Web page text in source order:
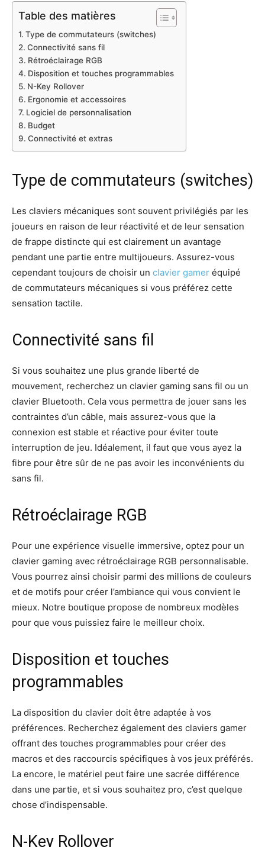
Table des matières
Type de commutateurs (switches)
Connectivité sans fil
Rétroéclairage RGB
Disposition et touches programmables
N-Key Rollover
Ergonomie et accessoires
Logiciel de personnalisation
Budget
Connectivité et extras
Type de commutateurs (switches)
Les claviers mécaniques sont souvent privilégiés par les
joueurs en raison de leur réactivité et de leur sensation
de frappe distincte qui est clairement un avantage
pendant une partie entre multijoueurs. Assurez-vous
cependant toujours de choisir un clavier gamer équipé
de commutateurs mécaniques si vous préférez cette
sensation tactile.
Connectivité sans fil
Si vous souhaitez une plus grande liberté de
mouvement, recherchez un clavier gaming sans fil ou un
clavier Bluetooth. Cela vous permettra de jouer sans les
contraintes d’un câble, mais assurez-vous que la
connexion est stable et réactive pour éviter toute
interruption de jeu. Idéalement, il faut que vous ayez la
fibre pour être sûr de ne pas avoir les inconvénients du
sans fil.
Rétroéclairage RGB
Pour une expérience visuelle immersive, optez pour un
clavier gaming avec rétroéclairage RGB personnalisable.
Vous pourrez ainsi choisir parmi des millions de couleurs
et de motifs pour créer l’ambiance qui vous convient le
mieux. Notre boutique propose de nombreux modèles
pour que vous puissiez faire le meilleur choix.
Disposition et touches
programmables
La disposition du clavier doit être adaptée à vos
préférences. Recherchez également des claviers gamer
offrant des touches programmables pour créer des
macros et des raccourcis spécifiques à vos jeux préférés.
La encore, le matériel peut faire une sacrée différence
dans une partie, et si vous souhaitez pro, c’est quelque
chose d’indispensable.
N-Key Rollover